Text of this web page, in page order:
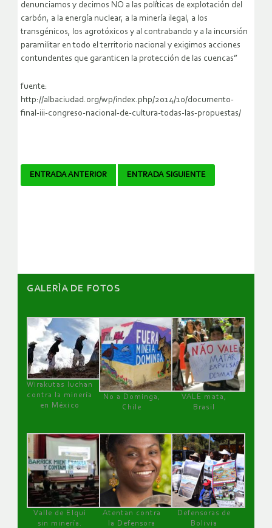
denunciamos y decimos NO a las políticas de explotación del
carbón, a la energía nuclear, a la minería ilegal, a los
transgénicos, los agrotóxicos y al contrabando y a la incursión
paramilitar en todo el territorio nacional y exigimos acciones
contundentes que garanticen la protección de las cuencas”
fuente:
http://albaciudad.org/wp/index.php/2014/10/documento-
final-iii-congreso-nacional-de-cultura-todas-las-propuestas/
Navegador
ENTRADA ANTERIOR ENTRADA SIGUIENTE
GALERÌA DE FOTOS
Wirakutas luchan
contra la minería
en México
No a Dominga,
Chile
VALE mata,
Brasil
Valle de Elqui
sin minería.
Atentan contra
la Defensora
Defensoras de
Bolivia